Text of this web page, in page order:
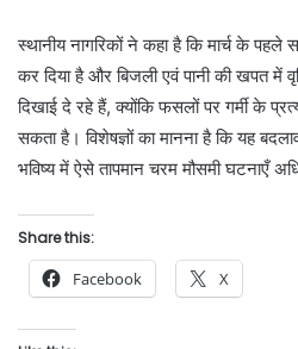
स्थानीय नागरिकों ने कहा है कि मार्च के पहले
कर दिया है और बिजली एवं पानी की खपत में
दिखाई दे रहे हैं, क्योंकि फसलों पर गर्मी के
सकता है। विशेषज्ञों का मानना है कि यह
भविष्य में ऐसे तापमान चरम मौसमी घटनाएँ
Share this:
Facebook X